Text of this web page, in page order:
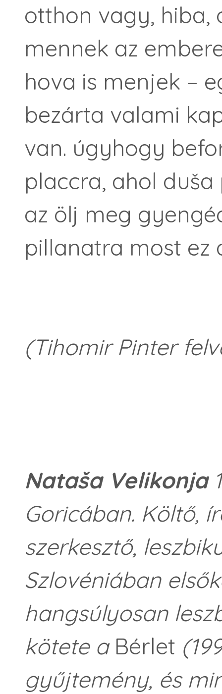
otthon vagy,
mennek az
hova is menjek –
bezárta valami
van. úgyhogy
placcra, ahol
az ölj meg
pillanatra most ez
(Tihomir Pinter
Nataša Velikonja
Goricában. Költő,
szerkesztő,
Szlovéniában
hangsúlyosan
kötete a Bérlet
gyűjtemény, és